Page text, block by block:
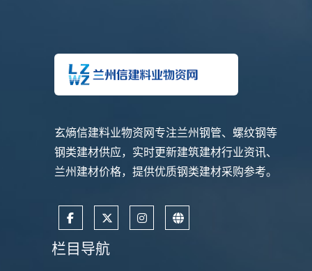
玄熵信建料业物资网专注兰州钢管、螺纹钢等
钢类建材供应，实时更新建筑建材行业资讯、
兰州建材价格，提供优质钢类建材采购参考。
栏目导航